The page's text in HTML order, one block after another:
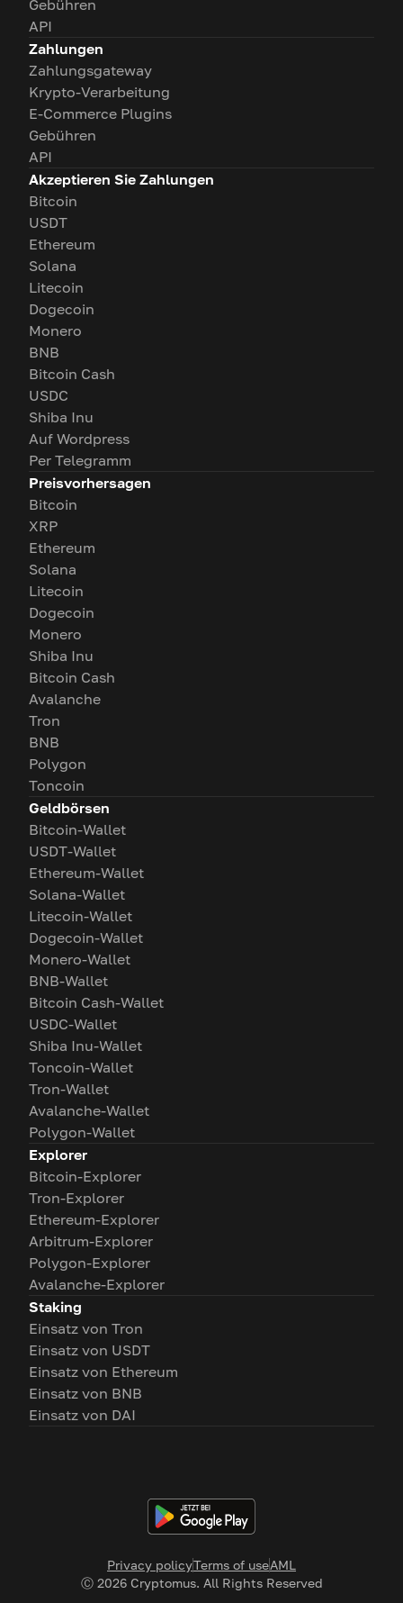
Privacy policyTerms of useAML
Ⓒ 2026Cryptomus. All Rights Reserved
Gebühren
API
Zahlungen
Zahlungsgateway
Krypto-Verarbeitung
E-Commerce Plugins
Gebühren
API
Akzeptieren Sie Zahlungen
Bitcoin
USDT
Ethereum
Solana
Litecoin
Dogecoin
Monero
BNB
Bitcoin Cash
USDC
Shiba Inu
Auf Wordpress
Per Telegramm
Preisvorhersagen
Bitcoin
XRP
Ethereum
Solana
Litecoin
Dogecoin
Monero
Shiba Inu
Bitcoin Cash
Avalanche
Tron
BNB
Polygon
Toncoin
Geldbörsen
Bitcoin-Wallet
USDT-Wallet
Ethereum-Wallet
Solana-Wallet
Litecoin-Wallet
Dogecoin-Wallet
Monero-Wallet
BNB-Wallet
Bitcoin Cash-Wallet
USDC-Wallet
Shiba Inu-Wallet
Toncoin-Wallet
Tron-Wallet
Avalanche-Wallet
Polygon-Wallet
Explorer
Bitcoin-Explorer
Tron-Explorer
Ethereum-Explorer
Arbitrum-Explorer
Polygon-Explorer
Avalanche-Explorer
Staking
Einsatz von Tron
Einsatz von USDT
Einsatz von Ethereum
Einsatz von BNB
Einsatz von DAI